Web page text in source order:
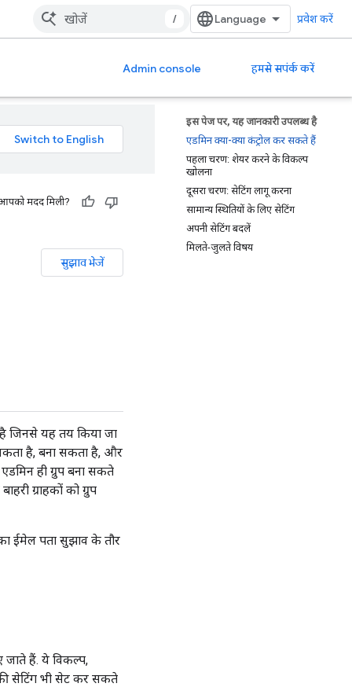
/ प्रवेश करें
Admin console हमसे सपंर्क करें
इस पेज पर, यह जानकारी उपलब्ध है
एडमिन क्या-क्या कंट्रोल कर सकते हैं
पहला चरण: शेयर करने के विकल्प
खोलना
दूसरा चरण: सेटिंग लागू करना
सामान्य स्थितियों के लिए सेटिंग
अपनी सेटिंग बदलें
मिलते-जुलते विषय
मदद मिली?
सुझाव भेजें
जिनसे यह तय किया जा
है, बना सकता है, और
ही ग्रुप बना सकते
ग्राहकों को ग्रुप
ईमेल पता सुझाव के तौर
जाते हैं. ये विकल्प,
सेटिंग भी सेट कर सकते